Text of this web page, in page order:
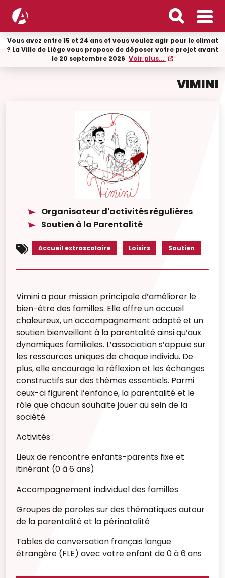
Vous avez entre 15 et 24 ans et vous voulez agir pour le climat
? La Ville de Liège vous propose de déposer votre projet avant
le 20 septembre 2026 Voir plus...
VIMINI
Organisateur d'activités régulières
Soutien à la Parentalité
Accueil extrascolaire Loisirs Soutien
Vimini a pour mission principale d’améliorer le
bien-être des familles. Elle offre un accueil
chaleureux, un accompagnement adapté et un
soutien bienveillant à la parentalité ainsi qu’aux
dynamiques familiales. L’association s’appuie sur
les ressources uniques de chaque individu. De
plus, elle encourage la réflexion et les échanges
constructifs sur des thèmes essentiels. Parmi
ceux-ci figurent l’enfance, la parentalité et le
rôle que chacun souhaite jouer au sein de la
société.
Activités :
Lieux de rencontre enfants-parents fixe et
itinérant (0 à 6 ans)
Accompagnement individuel des familles
Groupes de paroles sur des thématiques autour
de la parentalité et la périnatalité
Tables de conversation français langue
étrangère (FLE) avec votre enfant de 0 à 6 ans